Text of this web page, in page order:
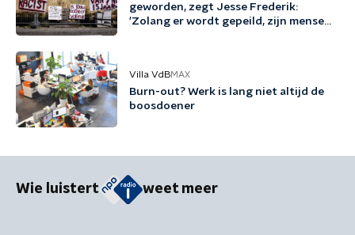
geworden, zegt Jesse Frederik:
'Zolang er wordt gepeild, zijn mensen
Villa VdBMAX
Burn-out? Werk is lang niet altijd de
boosdoener
Wie luistert weet meer